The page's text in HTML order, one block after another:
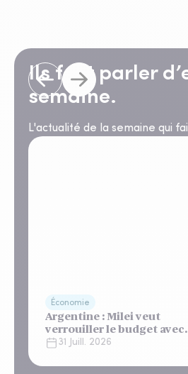
Ils font parler
semaine.
L'actualité de la semaine qui
Économie
Argentine : Milei veut
verrouiller le budget avec
un "shutdown"
regard bienveillant du FMI
31 Juill. 2026